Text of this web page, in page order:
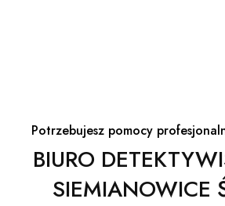
Potrzebujesz pomocy
BIURO
SIEMIANOWICE